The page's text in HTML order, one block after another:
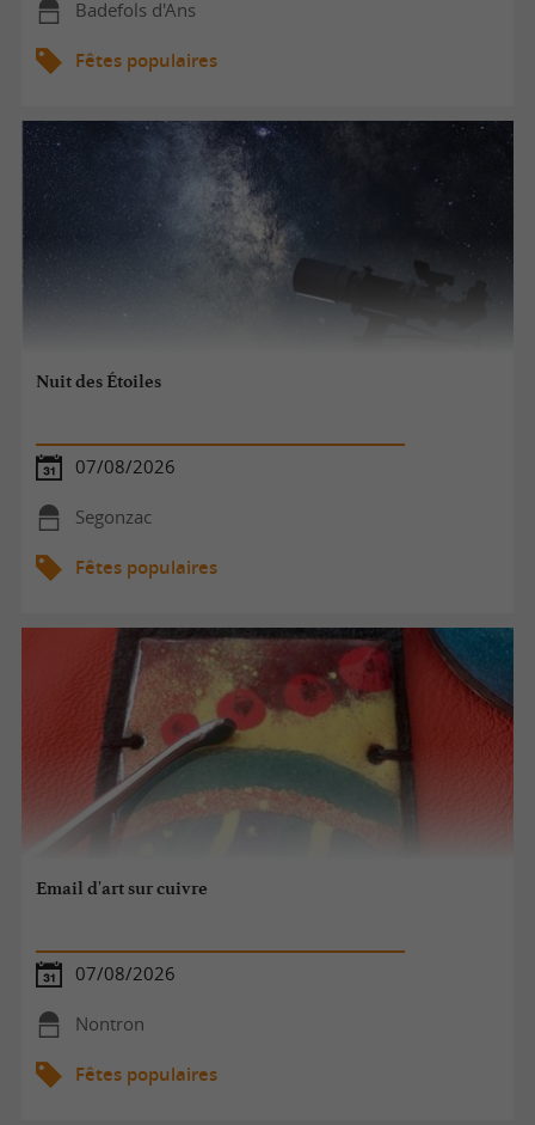
Badefols d'Ans
Fêtes populaires
Nuit des Étoiles
07/08/2026
Segonzac
Fêtes populaires
Email d'art sur cuivre
07/08/2026
Nontron
Fêtes populaires